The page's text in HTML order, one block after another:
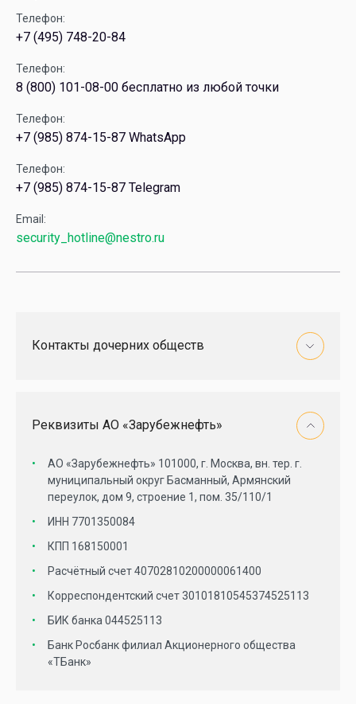
Телефон:
+7 (495) 748-20-84
Телефон:
8 (800) 101-08-00 бесплатно из любой точки
Телефон:
+7 (985) 874-15-87 WhatsApp
Телефон:
+7 (985) 874-15-87 Telegram
Email:
security_hotline@nestro.ru
Контакты дочерних обществ
Реквизиты АО «Зарубежнефть»
АО «Зарубежнефть» 101000, г. Москва, вн. тер. г.
муниципальный округ Басманный, Армянский
переулок, дом 9, строение 1, пом. 35/110/1
ИНН 7701350084
КПП 168150001
Расчётный счет 40702810200000061400
Корреспондентский счет 30101810545374525113
БИК банка 044525113
Банк Росбанк филиал Акционерного общества
«ТБанк»
«ОПТИМА Группа»
Росимущество